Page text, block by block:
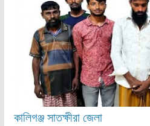
কালিগঞ্জসাতক্ষীরা জেলা